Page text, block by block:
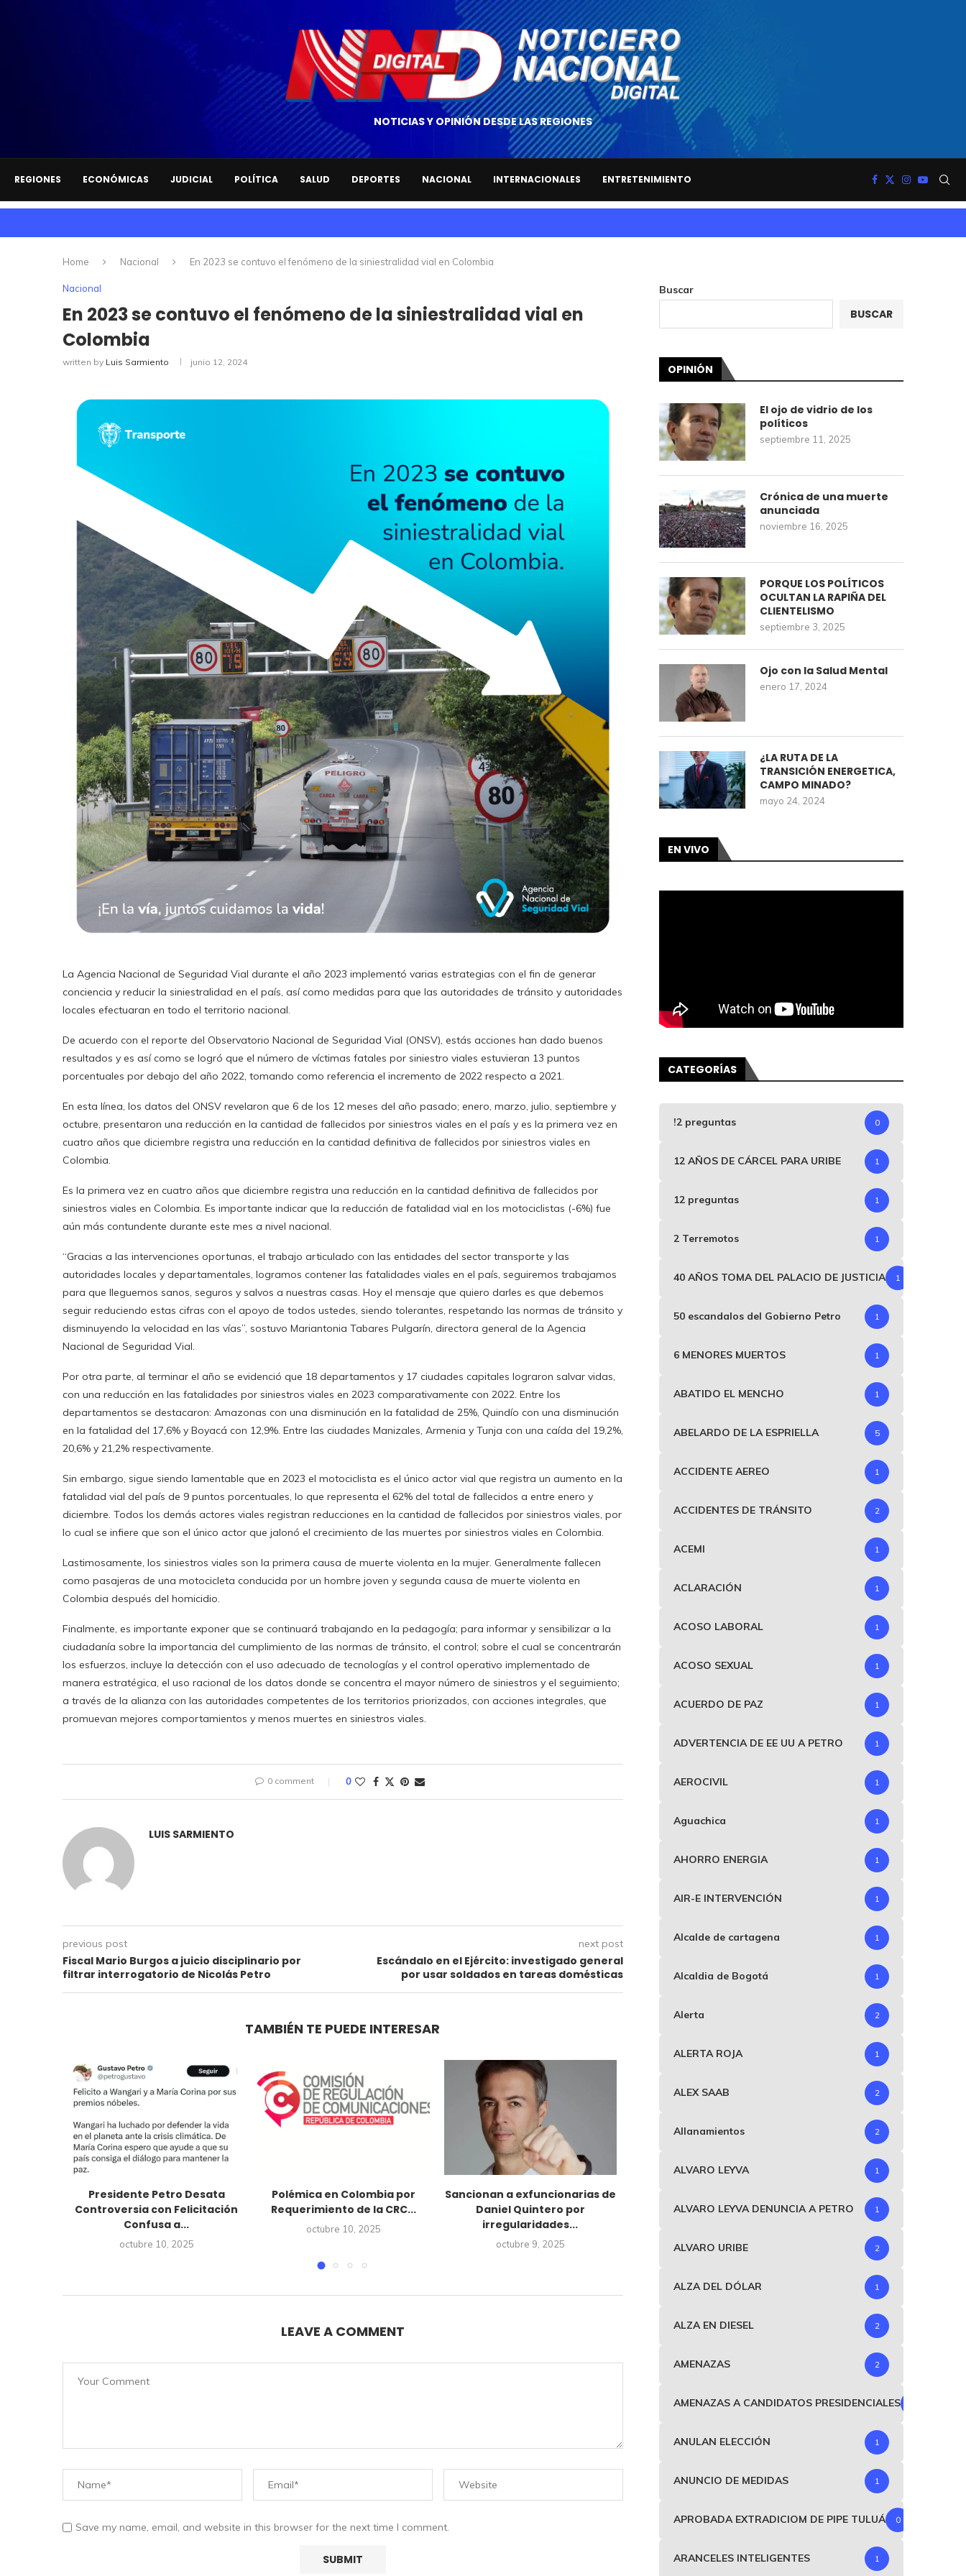
NOTICIAS Y OPINIÓN DESDE LAS REGIONES
REGIONES ECONÓMICAS JUDICIAL POLÍTICA SALUD DEPORTES NACIONAL INTERNACIONALES ENTRETENIMIENTO
Home Nacional En 2023 se contuvo el fenómeno de la siniestralidad vial en Colombia
Nacional
En 2023 se contuvo el fenómeno de la siniestralidad vial en
Colombia
written by Luis Sarmiento junio 12, 2024
La Agencia Nacional de Seguridad Vial durante el año 2023 implementó varias estrategias con el fin de generar
conciencia y reducir la siniestralidad en el país, así como medidas para que las autoridades de tránsito y autoridades
locales efectuaran en todo el territorio nacional.
De acuerdo con el reporte del Observatorio Nacional de Seguridad Vial (ONSV), estás acciones han dado buenos
resultados y es así como se logró que el número de víctimas fatales por siniestro viales estuvieran 13 puntos
porcentuales por debajo del año 2022, tomando como referencia el incremento de 2022 respecto a 2021.
En esta línea, los datos del ONSV revelaron que 6 de los 12 meses del año pasado; enero, marzo, julio, septiembre y
octubre, presentaron una reducción en la cantidad de fallecidos por siniestros viales en el país y es la primera vez en
cuatro años que diciembre registra una reducción en la cantidad definitiva de fallecidos por siniestros viales en
Colombia.
Es la primera vez en cuatro años que diciembre registra una reducción en la cantidad definitiva de fallecidos por
siniestros viales en Colombia. Es importante indicar que la reducción de fatalidad vial en los motociclistas (-6%) fue
aún más contundente durante este mes a nivel nacional.
“Gracias a las intervenciones oportunas, el trabajo articulado con las entidades del sector transporte y las
autoridades locales y departamentales, logramos contener las fatalidades viales en el país, seguiremos trabajamos
para que lleguemos sanos, seguros y salvos a nuestras casas. Hoy el mensaje que quiero darles es que debemos
seguir reduciendo estas cifras con el apoyo de todos ustedes, siendo tolerantes, respetando las normas de tránsito y
disminuyendo la velocidad en las vías”, sostuvo Mariantonia Tabares Pulgarín, directora general de la Agencia
Nacional de Seguridad Vial.
Por otra parte, al terminar el año se evidenció que 18 departamentos y 17 ciudades capitales lograron salvar vidas,
con una reducción en las fatalidades por siniestros viales en 2023 comparativamente con 2022. Entre los
departamentos se destacaron: Amazonas con una disminución en la fatalidad de 25%, Quindío con una disminución
en la fatalidad del 17,6% y Boyacá con 12,9%. Entre las ciudades Manizales, Armenia y Tunja con una caída del 19,2%,
20,6% y 21,2% respectivamente.
Sin embargo, sigue siendo lamentable que en 2023 el motociclista es el único actor vial que registra un aumento en la
fatalidad vial del país de 9 puntos porcentuales, lo que representa el 62% del total de fallecidos a entre enero y
diciembre. Todos los demás actores viales registran reducciones en la cantidad de fallecidos por siniestros viales, por
lo cual se infiere que son el único actor que jalonó el crecimiento de las muertes por siniestros viales en Colombia.
Lastimosamente, los siniestros viales son la primera causa de muerte violenta en la mujer. Generalmente fallecen
como pasajeras de una motocicleta conducida por un hombre joven y segunda causa de muerte violenta en
Colombia después del homicidio.
Finalmente, es importante exponer que se continuará trabajando en la pedagogía; para informar y sensibilizar a la
ciudadanía sobre la importancia del cumplimiento de las normas de tránsito, el control; sobre el cual se concentrarán
los esfuerzos, incluye la detección con el uso adecuado de tecnologías y el control operativo implementado de
manera estratégica, el uso racional de los datos donde se concentra el mayor número de siniestros y el seguimiento;
a través de la alianza con las autoridades competentes de los territorios priorizados, con acciones integrales, que
promuevan mejores comportamientos y menos muertes en siniestros viales.
0 comment 0
LUIS SARMIENTO
previous post
Fiscal Mario Burgos a juicio disciplinario por
filtrar interrogatorio de Nicolás Petro
next post
Escándalo en el Ejército: investigado general
por usar soldados en tareas domésticas
TAMBIÉN TE PUEDE INTERESAR
Presidente Petro Desata
Controversia con Felicitación
Confusa a...
octubre 10, 2025
Polémica en Colombia por
Requerimiento de la CRC...
octubre 10, 2025
Sancionan a exfuncionarias de
Daniel Quintero por
irregularidades...
octubre 9, 2025
En nueva carta al Presidente
Petro, Alvaro Leyva...
Escándalo de
sacude la elección de
Vladimir...
abril 26, 2025
LEAVE A COMMENT
Save my name, email, and website in this browser for the next time I comment.
Buscar
BUSCAR
OPINIÓN
El ojo de vidrio de los
políticos
septiembre 11, 2025
Crónica de una muerte
anunciada
noviembre 16, 2025
PORQUE LOS POLÍTICOS
OCULTAN LA RAPIÑA DEL
CLIENTELISMO
septiembre 3, 2025
Ojo con la Salud Mental
enero 17, 2024
¿LA RUTA DE LA
TRANSICIÓN ENERGETICA,
CAMPO MINADO?
mayo 24, 2024
EN VIVO
CATEGORÍAS
!2 preguntas 0
12 AÑOS DE CÁRCEL PARA URIBE 1
12 preguntas 1
2 Terremotos 1
40 AÑOS TOMA DEL PALACIO DE JUSTICIA 1
50 escandalos del Gobierno Petro 1
6 MENORES MUERTOS 1
ABATIDO EL MENCHO 1
ABELARDO DE LA ESPRIELLA 5
ACCIDENTE AEREO 1
ACCIDENTES DE TRÁNSITO 2
ACEMI 1
ACLARACIÓN 1
ACOSO LABORAL 1
ACOSO SEXUAL 1
ACUERDO DE PAZ 1
ADVERTENCIA DE EE UU A PETRO 1
AEROCIVIL 1
Aguachica 1
AHORRO ENERGIA 1
AIR-E INTERVENCIÓN 1
Alcalde de cartagena 1
Alcaldia de Bogotá 1
Alerta 2
ALERTA ROJA 1
ALEX SAAB 2
Allanamientos 2
ALVARO LEYVA 1
ALVARO LEYVA DENUNCIA A PETRO 1
ALVARO URIBE 2
ALZA DEL DÓLAR 1
ALZA EN DIESEL 2
AMENAZAS 2
AMENAZAS A CANDIDATOS PRESIDENCIALES
ANULAN ELECCIÓN 1
ANUNCIO DE MEDIDAS 1
APROBADA EXTRADICIOM DE PIPE TULUÁ 0
ARANCELES INTELIGENTES 1